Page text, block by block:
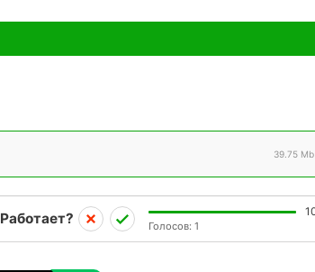
39.75 Mb
Работает? Голосов: 1